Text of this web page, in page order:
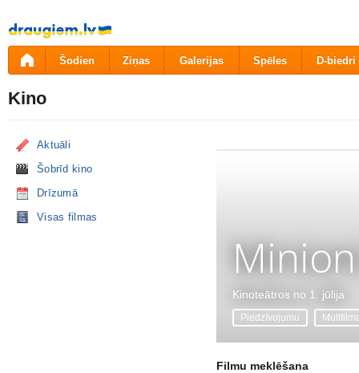
Pāriet
uz
saturu
Šodien Ziņas Galerijas Spēles D-biedri
Kino
Aktuāli
Šobrīd kino
Drīzumā
Visas filmas
Kinoteātros no 1. jūlija
Piedzīvojumu
Filmu meklēšana